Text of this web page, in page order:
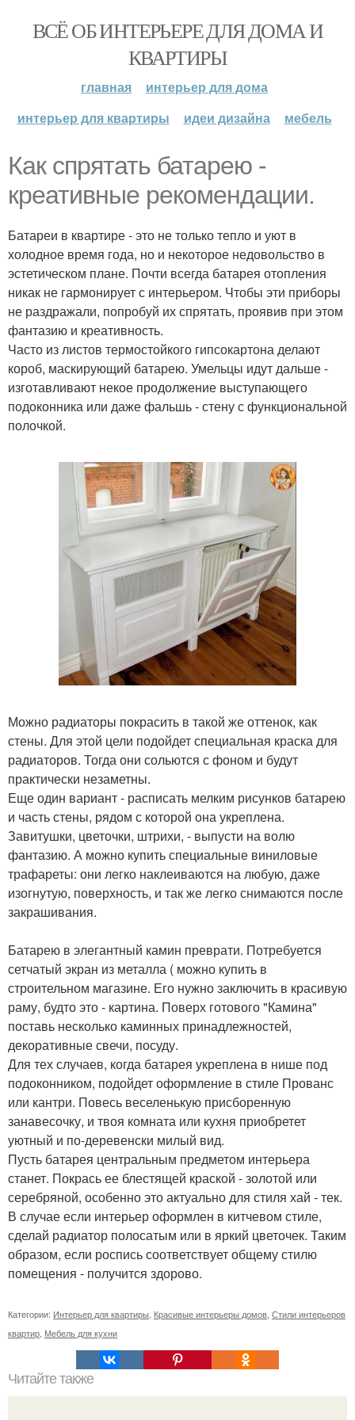
ВСЁ ОБ ИНТЕРЬЕРЕ ДЛЯ ДОМА И
КВАРТИРЫ
главная
интерьер для дома
интерьер для квартиры
идеи дизайна мебель
Как спрятать батарею -
креативные рекомендации.
Батареи в квартире - это не только тепло и уют в
холодное время года, но и некоторое недовольство в
эстетическом плане. Почти всегда батарея отопления
никак не гармонирует с интерьером. Чтобы эти приборы
не раздражали, попробуй их спрятать, проявив при этом
фантазию и креативность.
Часто из листов термостойкого гипсокартона делают
короб, маскирующий батарею. Умельцы идут дальше -
изготавливают некое продолжение выступающего
подоконника или даже фальшь - стену с функциональной
полочкой.
Можно радиаторы покрасить в такой же оттенок, как
стены. Для этой цели подойдет специальная краска для
радиаторов. Тогда они сольются с фоном и будут
практически незаметны.
Еще один вариант - расписать мелким рисунков батарею
и часть стены, рядом с которой она укреплена.
Завитушки, цветочки, штрихи, - выпусти на волю
фантазию. А можно купить специальные виниловые
трафареты: они легко наклеиваются на любую, даже
изогнутую, поверхность, и так же легко снимаются после
закрашивания.
Батарею в элегантный камин преврати. Потребуется
сетчатый экран из металла ( можно купить в
строительном магазине. Его нужно заключить в красивую
раму, будто это - картина. Поверх готового "Камина"
поставь несколько каминных принадлежностей,
декоративные свечи, посуду.
Для тех случаев, когда батарея укреплена в нише под
подоконником, подойдет оформление в стиле Прованс
или кантри. Повесь веселенькую присборенную
занавесочку, и твоя комната или кухня приобретет
уютный и по-деревенски милый вид.
Пусть батарея центральным предметом интерьера
станет. Покрась ее блестящей краской - золотой или
серебряной, особенно это актуально для стиля хай - тек.
В случае если интерьер оформлен в китчевом стиле,
сделай радиатор полосатым или в яркий цветочек. Таким
образом, если роспись соответствует общему стилю
помещения - получится здорово.
Категории: Интерьер для квартиры Красивые интерьеры домов Стили интерьеров
квартир Мебель для кухни
Читайте также